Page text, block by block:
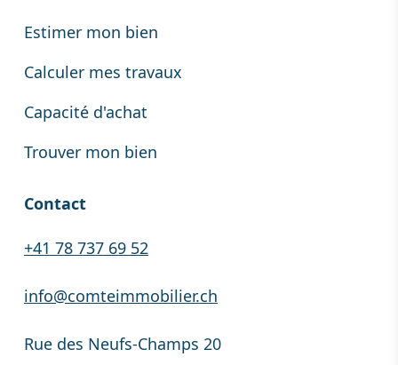
Estimer mon bien
Calculer mes travaux
Capacité d'achat
Trouver mon bien
Contact
+41 78 737 69 52
info@comteimmobilier.ch
Rue des Neufs-Champs 20